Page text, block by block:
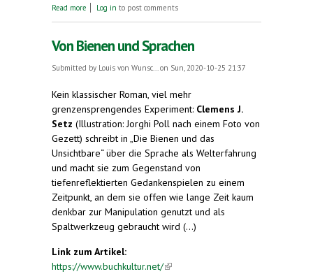
Read more about Ich sehe was, was ich nicht sehe
Log in to post comments
Von Bienen und Sprachen
Submitted by Louis von Wunsc...on Sun, 2020-10-25 21:37
Kein klassischer Roman, viel mehr
grenzensprengendes Experiment: Clemens J.
Setz (Illustration: Jorghi Poll nach einem Foto von
Gezett) schreibt in „Die Bienen und das
Unsichtbare“ über die Sprache als Welterfahrung
und macht sie zum Gegenstand von
tiefenreflektierten Gedankenspielen zu einem
Zeitpunkt, an dem sie offen wie lange Zeit kaum
denkbar zur Manipulation genutzt und als
Spaltwerkzeug gebraucht wird (...)
Link zum Artikel:
https://www.buchkultur.net/(link is external)